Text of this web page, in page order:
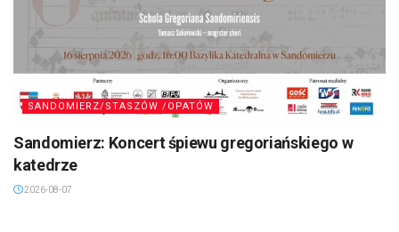
SANDOMIERZ/STASZÓW /OPATÓW
Sandomierz: Koncert śpiewu gregoriańskiego w
katedrze
2026-08-07